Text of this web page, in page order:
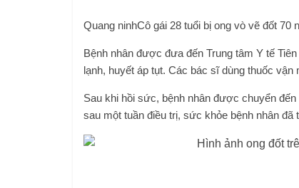
Quang ninhCô gái 28 tuổi bị ong vò vẽ đốt
Bệnh nhân được đưa đến Trung tâm Y tế
lạnh, huyết áp tụt. Các bác sĩ dùng thuốc
Sau khi hồi sức, bệnh nhân được chuyển
sau một tuần điều trị, sức khỏe bệnh nhân đã